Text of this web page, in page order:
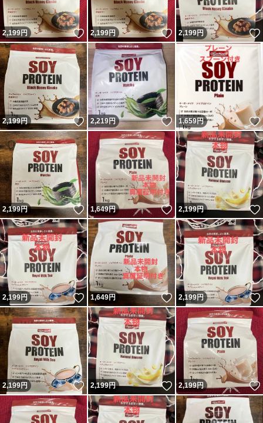
2,199円 いいね！
2,199円 いいね！
2,199円
2,199円 いいね！
2,219円 いいね！
1,659円
2,199円 いいね！
1,649円 いいね！
2,199円
2,199円 いいね！
1,649円 いいね！
2,199円
2,199円 いいね！
2,199円 いいね！
2,199円